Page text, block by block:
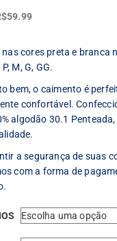
59.99O
nas cores preta e branca
M, G, GG.
bem, o caimento é
confortável.
algodão 30.1 Penteada,
a segurança de suas
com a forma de